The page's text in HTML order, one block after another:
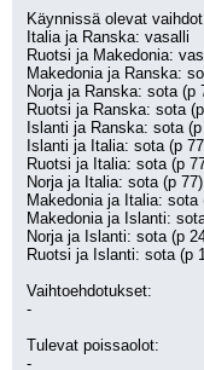
Käynnissä olevat
Italia ja Ranska: vasalli
Ruotsi ja Makedonia:
Makedonia ja Ranska:
Norja ja Ranska: sota (p
Ruotsi ja Ranska: sota
Islanti ja Ranska: sota
Islanti ja Italia: sota (p
Ruotsi ja Italia: sota (p
Norja ja Italia: sota (p 77)
Makedonia ja Italia: sota
Makedonia ja Islanti:
Norja ja Islanti: sota (p
Ruotsi ja Islanti: sota (p
Vaihtoehdotukset:
-
Tulevat poissaolot:
-